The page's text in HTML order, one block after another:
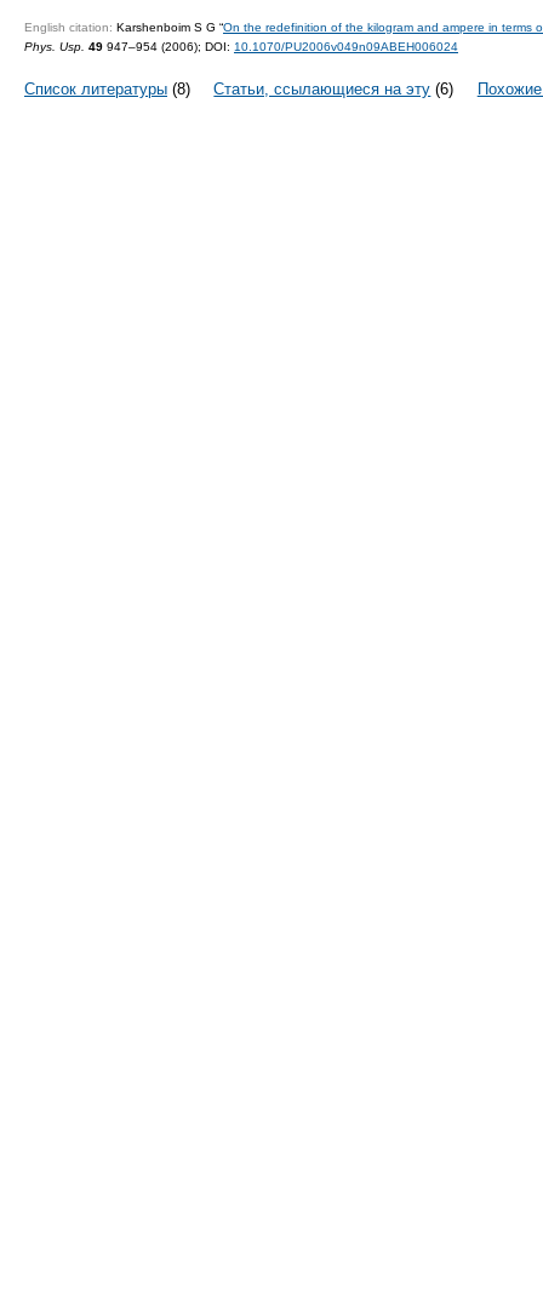
English citation: Karshenboim S G “On the redefinition of the kilogram and ampere in terms
Phys. Usp. 49 947–954 (2006); DOI: 10.1070/PU2006v049n09ABEH006024
Список литературы (8) Статьи, ссылающиеся на эту (6) Похожие